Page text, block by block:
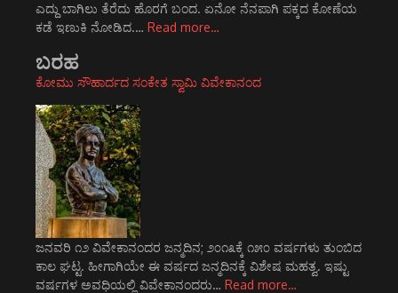
ಎದ್ದು ಬಾಗಿಲು ತೆರೆದು ಹೊರಗೆ ಬಂದ. ಏನೋ ನೆನಪಾಗಿ ಪಕ್ಕದ ಕೋಣೆಯ
ಕಡೆ ಇಣುಕಿ ನೋಡಿದ.… Read more…
ಬರಹ
ಕೋಮು ಸೌಹಾರ್ದದ ಸಂಕೇತ ಸ್ವಾಮಿ ವಿವೇಕಾನಂದ
ಜನವರಿ ೧೨ ವಿವೇಕಾನಂದರ ಜನ್ಮದಿನ; ೨೦೧೩ಕ್ಕೆ ೧೫೦ ವರ್ಷಗಳು ತುಂಬಿದ
ಕಾಲ ಘಟ್ಟ. ಹೀಗಾಗಿಯೇ ಈ ವರ್ಷದ ಜನ್ಮದಿನಕ್ಕೆ ವಿಶೇಷ ಮಹತ್ವ. ಇಷ್ಟು
ವರ್ಷಗಳ ಅವಧಿಯಲ್ಲಿ ವಿವೇಕಾನಂದರು… Read more…